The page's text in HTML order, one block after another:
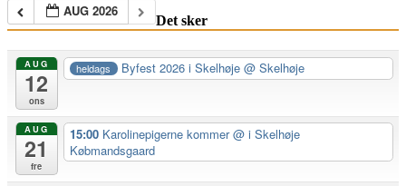
AUG 2026
Det sker
AUG
12
ons
heldags Byfest 2026 i Skelhøje@ Skelhøje
AUG
21
fre
15:00 Karolinepigerne kommer@ i Skelhøje
Købmandsgaard